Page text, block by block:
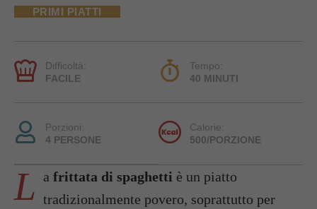
PRIMI PIATTI
Difficoltà:
FACILE
Tempo:
40 MINUTI
Porzioni:
4 PERSONE
Calorie:
500/PORZIONE
L a frittata di spaghetti è un piatto
tradizionalmente povero, soprattutto per